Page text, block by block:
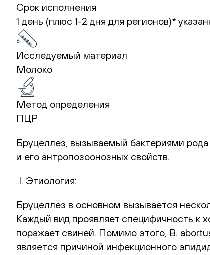
Срок исполнения
1 день (плюс 1-2 дня для регионов)*
Исследуемый материал
Молоко
Метод определения
ПЦР
Бруцеллез, вызываемый бактериями
и его антропозоонозных свойств.
I. Этиология:
Бруцеллез в основном вызывается
Каждый вид проявляет специфичность к
поражает свиней. Помимо этого, B.
является причиной инфекционного